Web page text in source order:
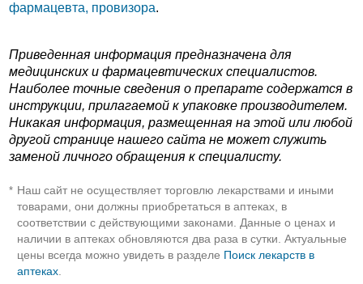
фармацевта, провизора.
Приведенная информация предназначена для
медицинских и фармацевтических специалистов.
Наиболее точные сведения о препарате содержатся в
инструкции, прилагаемой к упаковке производителем.
Никакая информация, размещенная на этой или любой
другой странице нашего сайта не может служить
заменой личного обращения к специалисту.
* Наш сайт не осуществляет торговлю лекарствами и иными
товарами, они должны приобретаться в аптеках, в
соответствии с действующими законами. Данные о ценах и
наличии в аптеках обновляются два раза в сутки. Актуальные
цены всегда можно увидеть в разделе Поиск лекарств в
аптеках